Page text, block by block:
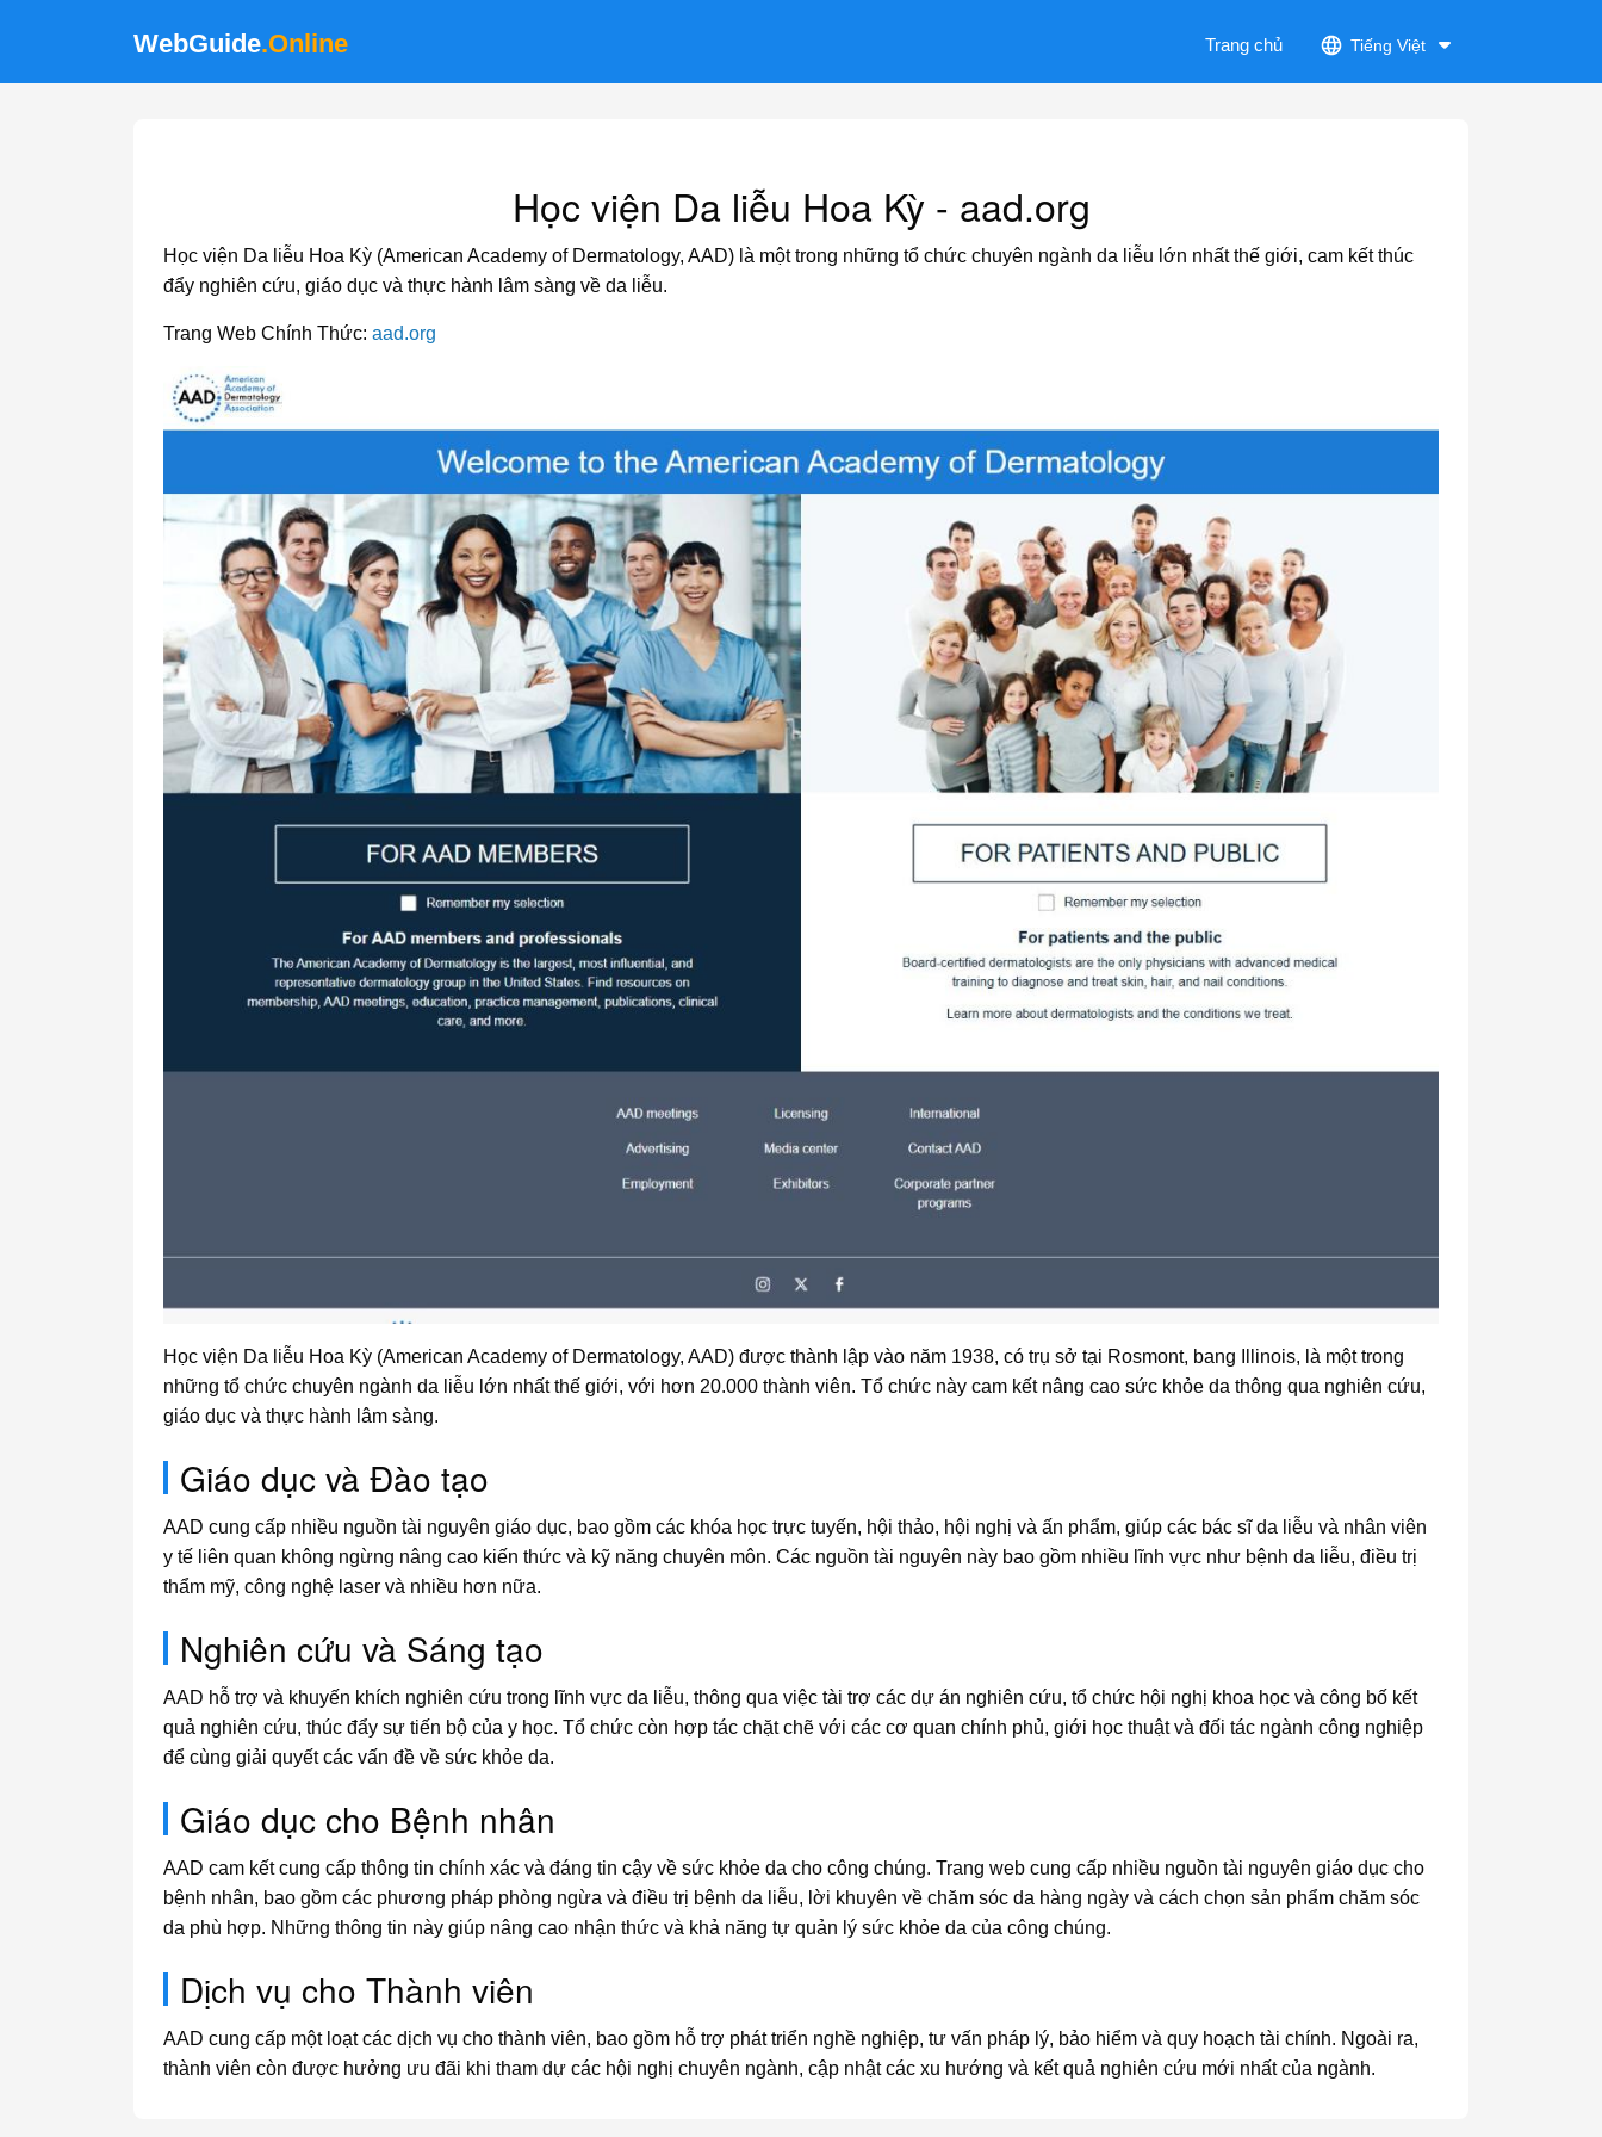
WebGuide.Online Trang chủ Tiếng Việt
Học viện Da liễu Hoa Kỳ - aad.org
Học viện Da liễu Hoa Kỳ (American Academy of Dermatology, AAD) là một trong những tổ chức chuyên ngành da liễu lớn nhất thế giới, cam kết thúc
đẩy nghiên cứu, giáo dục và thực hành lâm sàng về da liễu.
Trang Web Chính Thức: aad.org
Học viện Da liễu Hoa Kỳ (American Academy of Dermatology, AAD) được thành lập vào năm 1938, có trụ sở tại Rosmont, bang Illinois, là một trong
những tổ chức chuyên ngành da liễu lớn nhất thế giới, với hơn 20.000 thành viên. Tổ chức này cam kết nâng cao sức khỏe da thông qua nghiên cứu,
giáo dục và thực hành lâm sàng.
Giáo dục và Đào tạo
AAD cung cấp nhiều nguồn tài nguyên giáo dục, bao gồm các khóa học trực tuyến, hội thảo, hội nghị và ấn phẩm, giúp các bác sĩ da liễu và nhân viên
y tế liên quan không ngừng nâng cao kiến thức và kỹ năng chuyên môn. Các nguồn tài nguyên này bao gồm nhiều lĩnh vực như bệnh da liễu, điều trị
thẩm mỹ, công nghệ laser và nhiều hơn nữa.
Nghiên cứu và Sáng tạo
AAD hỗ trợ và khuyến khích nghiên cứu trong lĩnh vực da liễu, thông qua việc tài trợ các dự án nghiên cứu, tổ chức hội nghị khoa học và công bố kết
quả nghiên cứu, thúc đẩy sự tiến bộ của y học. Tổ chức còn hợp tác chặt chẽ với các cơ quan chính phủ, giới học thuật và đối tác ngành công nghiệp
để cùng giải quyết các vấn đề về sức khỏe da.
Giáo dục cho Bệnh nhân
AAD cam kết cung cấp thông tin chính xác và đáng tin cậy về sức khỏe da cho công chúng. Trang web cung cấp nhiều nguồn tài nguyên giáo dục cho
bệnh nhân, bao gồm các phương pháp phòng ngừa và điều trị bệnh da liễu, lời khuyên về chăm sóc da hàng ngày và cách chọn sản phẩm chăm sóc
da phù hợp. Những thông tin này giúp nâng cao nhận thức và khả năng tự quản lý sức khỏe da của công chúng.
Dịch vụ cho Thành viên
AAD cung cấp một loạt các dịch vụ cho thành viên, bao gồm hỗ trợ phát triển nghề nghiệp, tư vấn pháp lý, bảo hiểm và quy hoạch tài chính. Ngoài ra,
thành viên còn được hưởng ưu đãi khi tham dự các hội nghị chuyên ngành, cập nhật các xu hướng và kết quả nghiên cứu mới nhất của ngành.